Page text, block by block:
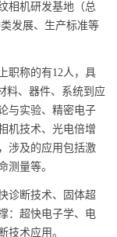
相机研发基地（总
发展、生产标准等
称的有12人，具
料、器件、系统到应
与实验、精密电子
机技术、光电倍增
涉及的应用包括激
测量等。
断技术、固体超
：超快电子学、电
技术应用。